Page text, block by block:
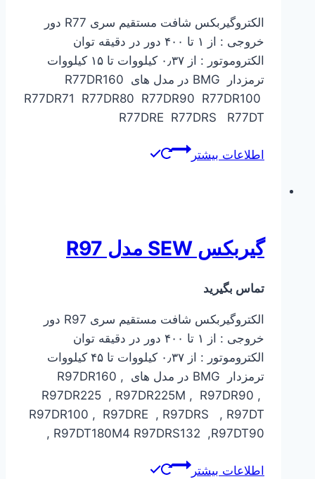
الکتروگیربکس شافت مستقیم سری R77 دور
خروجی : از ۱ تا ۴۰۰ دور در دقیقه توان
الکتروموتور : از ۰٫۳۷ کیلووات تا ۱۵ کیلووات
ترمزدار BMG در مدل های R77DR160
R77DR71 R77DR80 R77DR90 R77DR100
R77DRE R77DRS R77DT
اطلاعات بیشتر
گیربکس SEW مدل R97
تماس بگیرید
الکتروگیربکس شافت مستقیم سری R97 دور
خروجی : از ۱ تا ۴۰۰ دور در دقیقه توان
الکتروموتور : از ۰٫۳۷ کیلووات تا ۴۵ کیلووات
ترمزدار BMG در مدل های R97DR160 ,
R97DR225 , R97DR225M , R97DR90 ,
R97DR100 , R97DRE , R97DRS , R97DT
, R97DT180M4 R97DRS132 ,R97DT90
اطلاعات بیشتر